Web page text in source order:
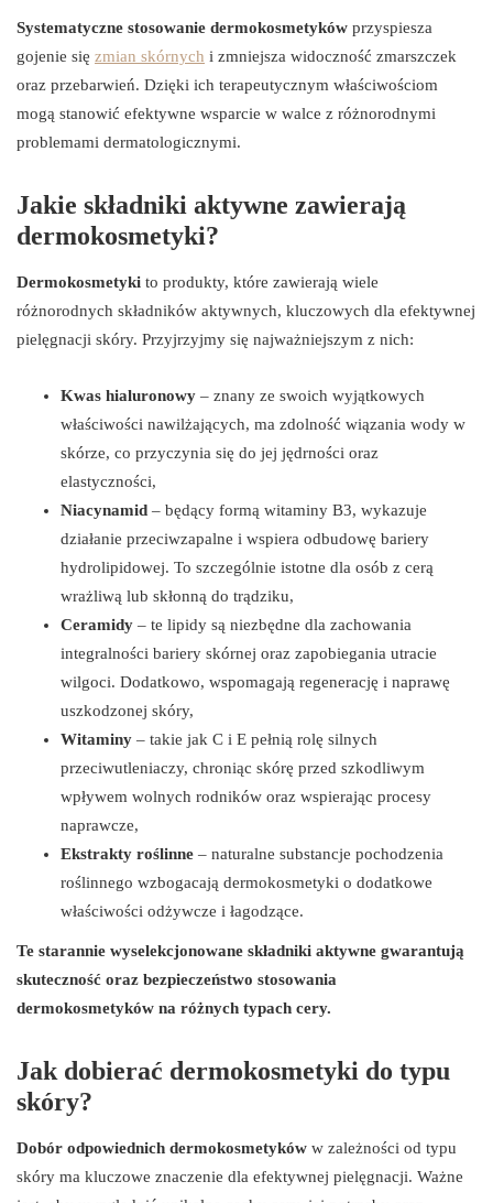
Systematyczne stosowanie dermokosmetyków przyspiesza
gojenie się zmian skórnych i zmniejsza widoczność zmarszczek
oraz przebarwień. Dzięki ich terapeutycznym właściwościom
mogą stanowić efektywne wsparcie w walce z różnorodnymi
problemami dermatologicznymi.
Jakie składniki aktywne zawierają
dermokosmetyki?
Dermokosmetyki to produkty, które zawierają wiele
różnorodnych składników aktywnych, kluczowych dla efektywnej
pielęgnacji skóry. Przyjrzyjmy się najważniejszym z nich:
Kwas hialuronowy – znany ze swoich wyjątkowych
właściwości nawilżających, ma zdolność wiązania wody w
skórze, co przyczynia się do jej jędrności oraz
elastyczności,
Niacynamid – będący formą witaminy B3, wykazuje
działanie przeciwzapalne i wspiera odbudowę bariery
hydrolipidowej. To szczególnie istotne dla osób z cerą
wrażliwą lub skłonną do trądziku,
Ceramidy – te lipidy są niezbędne dla zachowania
integralności bariery skórnej oraz zapobiegania utracie
wilgoci. Dodatkowo, wspomagają regenerację i naprawę
uszkodzonej skóry,
Witaminy – takie jak C i E pełnią rolę silnych
przeciwutleniaczy, chroniąc skórę przed szkodliwym
wpływem wolnych rodników oraz wspierając procesy
naprawcze,
Ekstrakty roślinne – naturalne substancje pochodzenia
roślinnego wzbogacają dermokosmetyki o dodatkowe
właściwości odżywcze i łagodzące.
Te starannie wyselekcjonowane składniki aktywne gwarantują
skuteczność oraz bezpieczeństwo stosowania
dermokosmetyków na różnych typach cery.
Jak dobierać dermokosmetyki do typu
skóry?
Dobór odpowiednich dermokosmetyków w zależności od typu
skóry ma kluczowe znaczenie dla efektywnej pielęgnacji. Ważne